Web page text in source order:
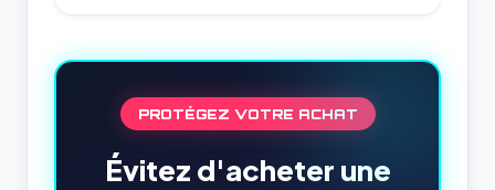
PROTÉGEZ VOTRE ACHAT
Évitez d'acheter une